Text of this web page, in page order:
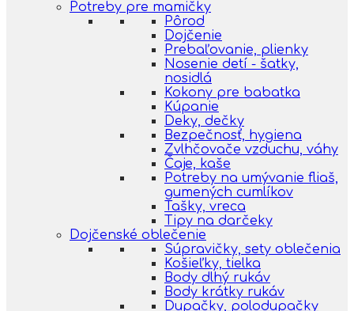
Potreby pre mamičky
Pôrod
Dojčenie
Prebaľovanie, plienky
Nosenie detí - šatky,
nosidlá
Kokony pre babatka
Kúpanie
Deky, dečky
Bezpečnosť, hygiena
Zvlhčovače vzduchu, váhy
Čaje, kaše
Potreby na umývanie fliaš,
gumených cumlíkov
Tašky, vreca
Tipy na darčeky
Dojčenské oblečenie
Súpravičky, sety oblečenia
Košieľky, tielka
Body dlhý rukáv
Body krátky rukáv
Dupačky, polodupačky